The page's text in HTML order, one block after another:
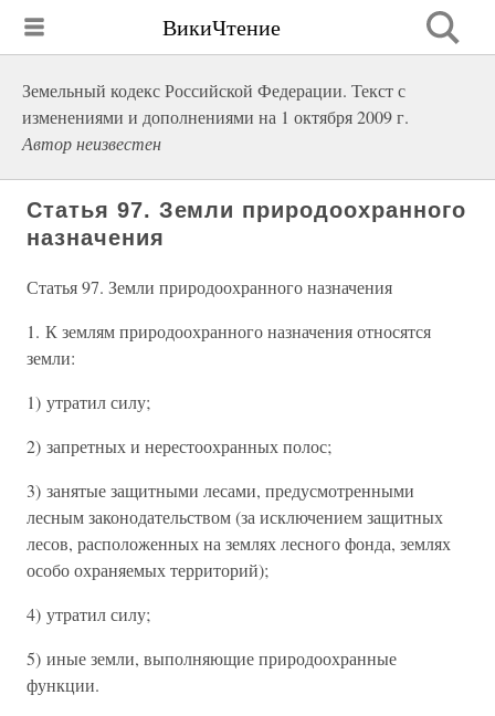
ВикиЧтение
Земельный кодекс Российской Федерации. Текст с
изменениями и дополнениями на 1 октября 2009 г.
Автор неизвестен
Статья 97. Земли природоохранного
назначения
Статья 97. Земли природоохранного назначения
1. К землям природоохранного назначения относятся
земли:
1) утратил силу;
2) запретных и нерестоохранных полос;
3) занятые защитными лесами, предусмотренными
лесным законодательством (за исключением защитных
лесов, расположенных на землях лесного фонда, землях
особо охраняемых территорий);
4) утратил силу;
5) иные земли, выполняющие природоохранные
функции.